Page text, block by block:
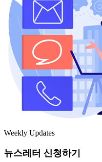
Weekly Updates
뉴스레터 신청하기